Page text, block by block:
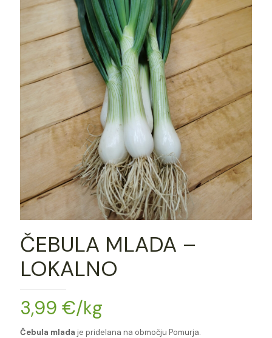
ČEBULA MLADA –
LOKALNO
3,99 €/kg
Čebula mlada je pridelana na območju Pomurja.